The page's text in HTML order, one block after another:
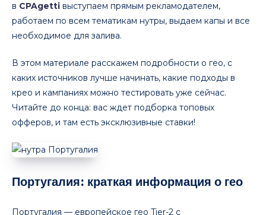
в CPAgetti выступаем прямым рекламодателем,
работаем по всем тематикам нутры, выдаем капы и все
необходимое для залива.
В этом материале расскажем подробности о гео, с
каких источников лучше начинать, какие подходы в
крео и кампаниях можно тестировать уже сейчас.
Читайте до конца: вас ждет подборка топовых
офферов, и там есть эксклюзивные ставки!
Португалия: краткая информация о гео
Португалия — европейское гео Tier-2 с